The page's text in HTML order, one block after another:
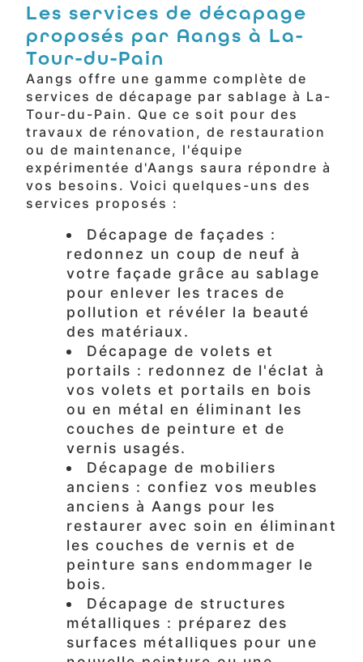
Les services de décapage
proposés par Aangs à La-
Tour-du-Pain
Aangs offre une gamme complète de
services de décapage par sablage à La-
Tour-du-Pain. Que ce soit pour des
travaux de rénovation, de restauration
ou de maintenance, l'équipe
expérimentée d'Aangs saura répondre à
vos besoins. Voici quelques-uns des
services proposés :
Décapage de façades :
redonnez un coup de neuf à
votre façade grâce au sablage
pour enlever les traces de
pollution et révéler la beauté
des matériaux.
Décapage de volets et
portails : redonnez de l'éclat à
vos volets et portails en bois
ou en métal en éliminant les
couches de peinture et de
vernis usagés.
Décapage de mobiliers
anciens : confiez vos meubles
anciens à Aangs pour les
restaurer avec soin en éliminant
les couches de vernis et de
peinture sans endommager le
bois.
Décapage de structures
métalliques : préparez des
surfaces métalliques pour une